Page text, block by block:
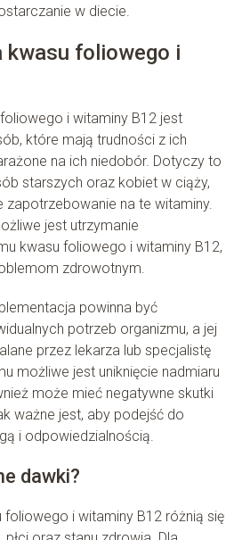
w diecie.
kwasu foliowego i
i witaminy B12 jest
które mają trudności z ich
na ich niedobór. Dotyczy to
starszych oraz kobiet w ciąży,
zapotrzebowanie na te witaminy.
jest utrzymanie
kwasu foliowego i witaminy B12,
zdrowotnym.
powinna być
potrzeb organizmu, a jej
przez lekarza lub specjalistę
możliwe jest uniknięcie nadmiaru
może mieć negatywne skutki
ważne jest, aby podejść do
i odpowiedzialnością.
dawki?
i witaminy B12 różnią się